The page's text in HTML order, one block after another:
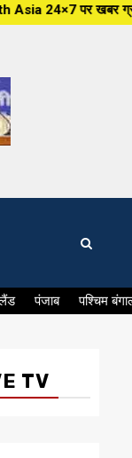
जीरो से, मंझे
पंजाब पश्चिम
TV